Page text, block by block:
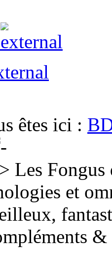
êtes ici :
Les Fongus
et